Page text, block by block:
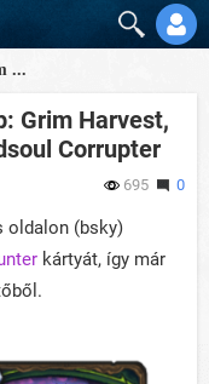
...
Grim Harvest,
Corrupter
695 0
oldalon (bsky)
kártyát, így már